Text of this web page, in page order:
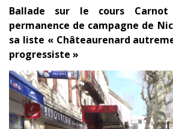
Ballade sur le cours
permanence de campagne de
sa liste « Châteaurenard
progressiste »